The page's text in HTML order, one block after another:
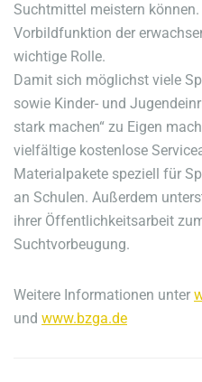
Suchtmittel meistern
Vorbildfunktion der
wichtige Rolle.
Damit sich möglichst viele
sowie Kinder- und
stark machen“ zu Eigen
vielfältige kostenlose
Materialpakete speziell für
an Schulen. Außerdem
ihrer Öffentlichkeitsarbeit
Suchtvorbeugung.
Weitere Informationen unter
und www.bzga.de